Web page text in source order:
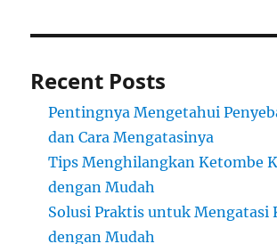
Recent Posts
Pentingnya Mengetahui
dan Cara Mengatasinya
Tips Menghilangkan Ketombe
dengan Mudah
Solusi Praktis untuk Mengatasi
dengan Mudah